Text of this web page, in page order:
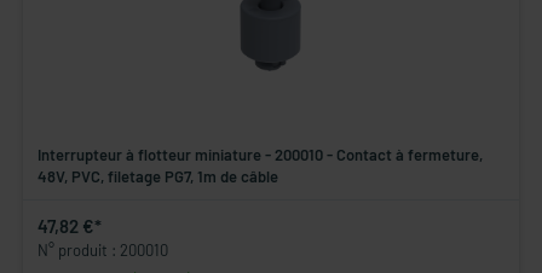
Interrupteur à flotteur miniature - 200010 - Contact à fermeture,
48V, PVC, filetage PG7, 1m de câble
47,82 €*
N° produit : 200010